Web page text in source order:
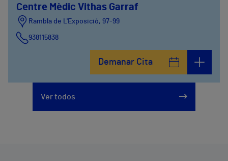
Centre Mèdic Vithas Garraf
Rambla de L'Exposició, 97-99
938115838
Demanar Cita
Ver todos